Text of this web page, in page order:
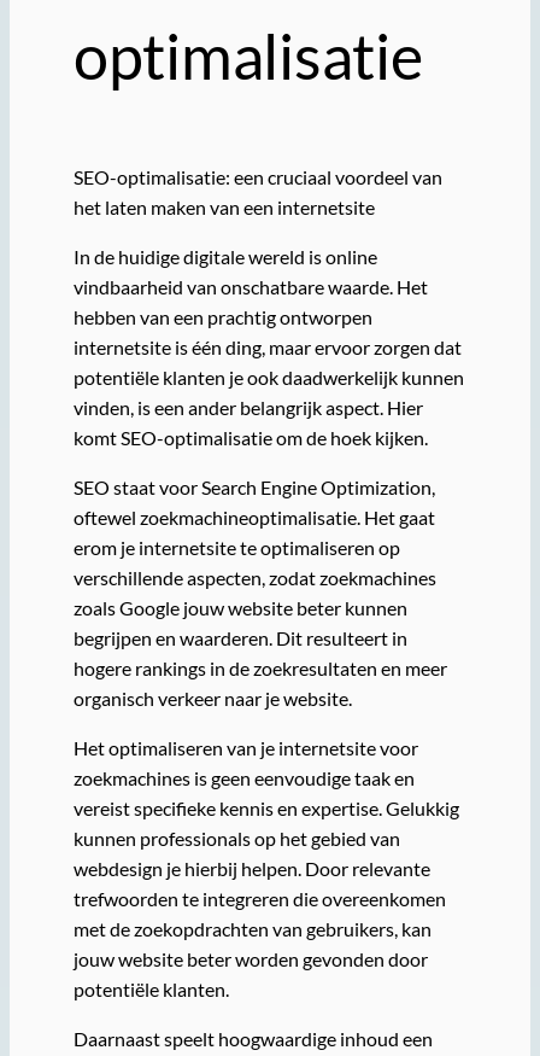
optimalisatie
SEO-optimalisatie: een cruciaal voordeel van
het laten maken van een internetsite
In de huidige digitale wereld is online
vindbaarheid van onschatbare waarde. Het
hebben van een prachtig ontworpen
internetsite is één ding, maar ervoor zorgen dat
potentiële klanten je ook daadwerkelijk kunnen
vinden, is een ander belangrijk aspect. Hier
komt SEO-optimalisatie om de hoek kijken.
SEO staat voor Search Engine Optimization,
oftewel zoekmachineoptimalisatie. Het gaat
erom je internetsite te optimaliseren op
verschillende aspecten, zodat zoekmachines
zoals Google jouw website beter kunnen
begrijpen en waarderen. Dit resulteert in
hogere rankings in de zoekresultaten en meer
organisch verkeer naar je website.
Het optimaliseren van je internetsite voor
zoekmachines is geen eenvoudige taak en
vereist specifieke kennis en expertise. Gelukkig
kunnen professionals op het gebied van
webdesign je hierbij helpen. Door relevante
trefwoorden te integreren die overeenkomen
met de zoekopdrachten van gebruikers, kan
jouw website beter worden gevonden door
potentiële klanten.
Daarnaast speelt hoogwaardige inhoud een